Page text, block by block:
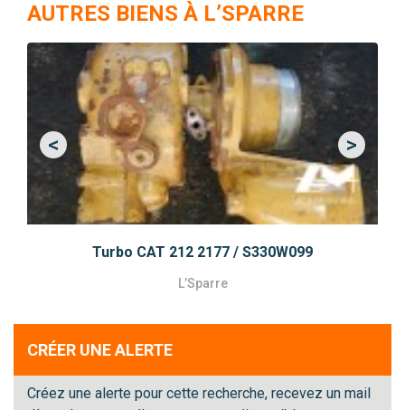
AUTRES BIENS À L’SPARRE
Turbo CAT 212 2177 / S330W099
L’Sparre
<Previous >Next
CRÉER UNE ALERTE
Créez une alerte pour cette recherche, recevez un mail